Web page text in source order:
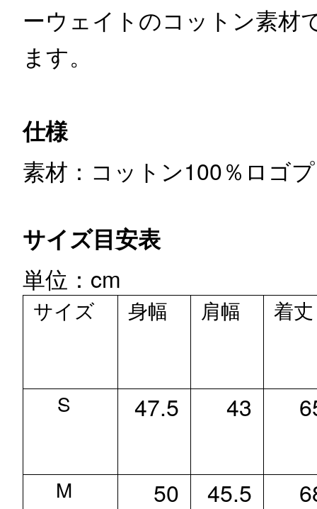
ーウェイトのコットン素材
ます。
仕様
素材：コットン100％ ロゴ
サイズ目安表
単位：cm
サイズ 身幅 肩幅 着丈
S 47.5 43
M 50 45.5